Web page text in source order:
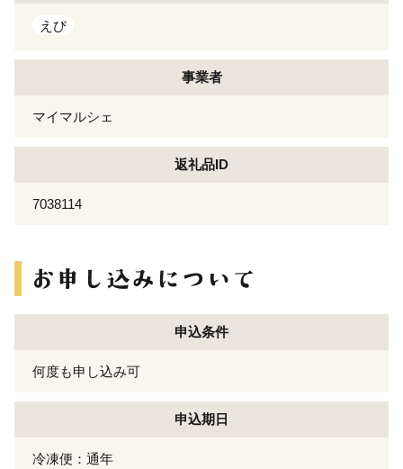
えび
事業者
マイマルシェ
返礼品ID
7038114
申込条件
何度も申し込み可
申込期日
冷凍便：通年